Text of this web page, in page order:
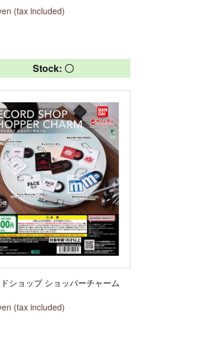
(tax included)
Stock: 〇
ショップ ショッパーチャーム
(tax included)